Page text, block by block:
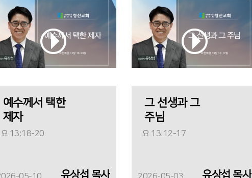
예수께서 택한
제자
요 13:18-20
유상섭 목사
그 선생과 그
주님
요 13:12-17
유상섭 목사